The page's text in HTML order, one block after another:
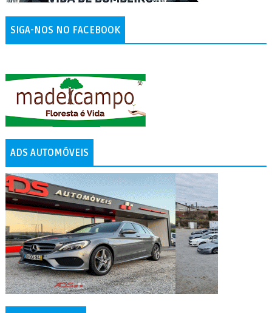
SIGA-NOS NO FACEBOOK
ADS AUTOMÓVEIS